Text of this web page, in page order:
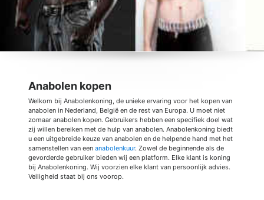
Anabolen kopen
Welkom bij Anabolenkoning, de unieke ervaring voor het kopen van
anabolen in Nederland, België en de rest van Europa. U moet niet
zomaar anabolen kopen. Gebruikers hebben een specifiek doel wat
zij willen bereiken met de hulp van anabolen. Anabolenkoning biedt
u een uitgebreide keuze van anabolen en de helpende hand met het
samenstellen van een anabolenkuur. Zowel de beginnende als de
gevorderde gebruiker bieden wij een platform. Elke klant is koning
bij Anabolenkoning. Wij voorzien elke klant van persoonlijk advies.
Veiligheid staat bij ons voorop.